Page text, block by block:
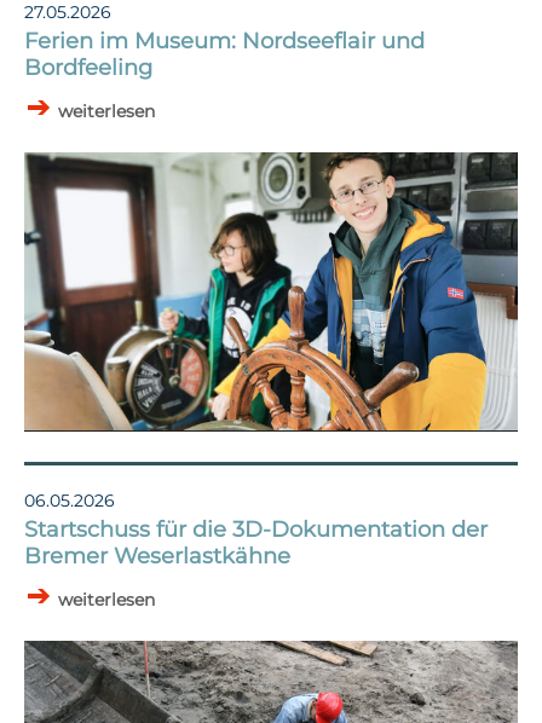
27.05.2026
Ferien im Museum: Nordseeflair und
Bordfeeling
weiterlesen
06.05.2026
Startschuss für die 3D-Dokumentation der
Bremer Weserlastkähne
weiterlesen